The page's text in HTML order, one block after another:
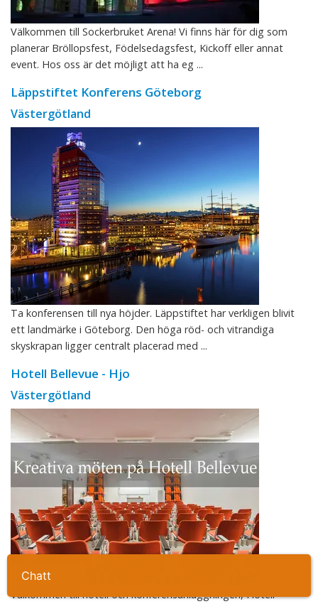
Ta kontakt
Välkommen till Sockerbruket Arena! Vi finns här för dig som
planerar Bröllopsfest, Födelsedagsfest, Kickoff eller annat
event. Hos oss är det möjligt att ha eg ...
Läppstiftet Konferens Göteborg
Västergötland
Ta konferensen till nya höjder. Läppstiftet har verkligen blivit
ett landmärke i Göteborg. Den höga röd- och vitrandiga
skyskrapan ligger centralt placerad med ...
Hotell Bellevue - Hjo
Västergötland
Välkommen till hotell och konferensanläggningen, Hotell